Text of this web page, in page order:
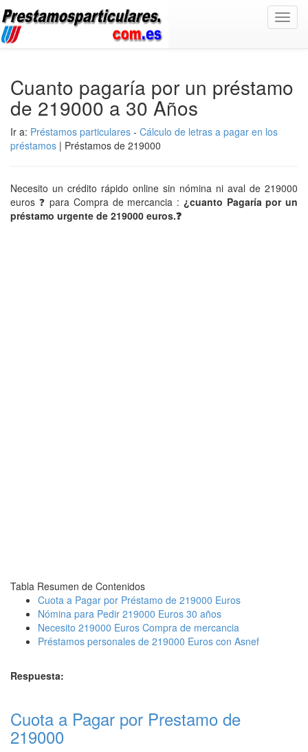
Cuanto pagaría por un préstamo
de 219000 a 30 Años
Ir a: Préstamos particulares - Cálculo de letras a pagar en los
préstamos | Préstamos de 219000
Necesito un crédito rápido online sin nómina ni aval de 219000
euros ❓ para Compra de mercancia : ¿cuanto Pagaría por un
préstamo urgente de 219000 euros.❓
Tabla Resumen de Contenidos
Cuota a Pagar por Préstamo de 219000 Euros
Nómina para Pedir 219000 Euros 30 años
Necesito 219000 Euros Compra de mercancia
Préstamos personales de 219000 Euros con Asnef
Respuesta:
Cuota a Pagar por Prestamo de
219000